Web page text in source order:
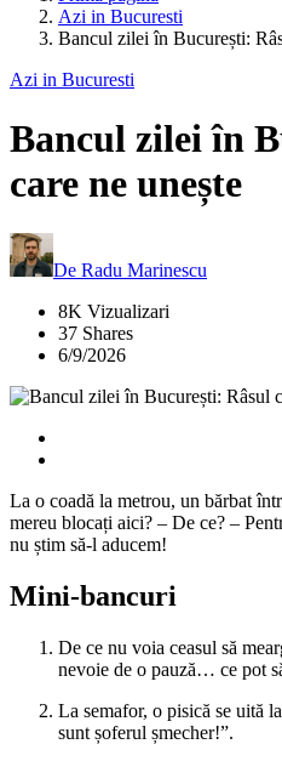
Azi in Bucuresti
Bancul zilei în București:
Azi in Bucuresti
Bancul zilei în
care ne unește
De Radu Marinescu
8K Vizualizari
37 Shares
6/9/2026
La o coadă la metrou, un bărbat
mereu blocați aici? – De ce? –
nu știm să-l aducem!
Mini-bancuri
De ce nu voia ceasul să
nevoie de o pauză… ce pot
La semafor, o pisică se uită
sunt șoferul șmecher!”.